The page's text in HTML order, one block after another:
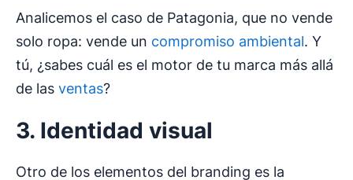
Analicemos el caso de Patagonia, que no vende
solo ropa: vende un compromiso ambiental. Y
tú, ¿sabes cuál es el motor de tu marca más allá
de las ventas?
3. Identidad visual
Otro de los elementos del branding es la